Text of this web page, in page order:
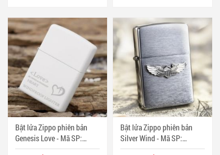
Bật lửa Zippo phiên bản
Genesis Love - Mã SP:
ZPC0709
Bật lửa Zippo phiên bản
Silver Wind - Mã SP:
ZPC0650